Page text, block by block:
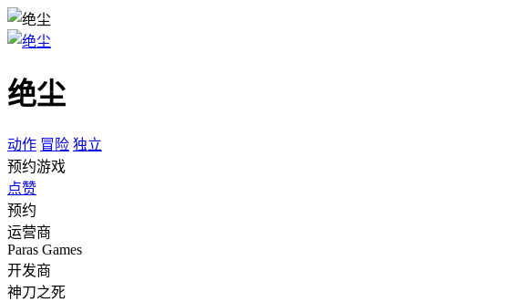
绝尘
动作 冒险 独立
预约游戏
点赞
预约
运营商
Paras Games
开发商
神刀之死